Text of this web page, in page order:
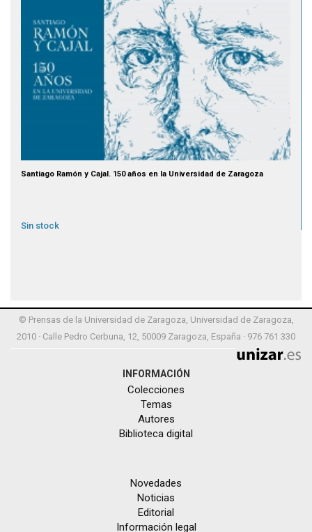
Santiago Ramón y Cajal. 150 años en la Universidad de Zaragoza
Sin stock
© Prensas de la Universidad de Zaragoza, Universidad de Zaragoza,
2010 · Calle Pedro Cerbuna, 12, 50009 Zaragoza, España · 976 761 330
INFORMACIÓN
Colecciones
Temas
Autores
Biblioteca digital
Novedades
Noticias
Editorial
Información legal